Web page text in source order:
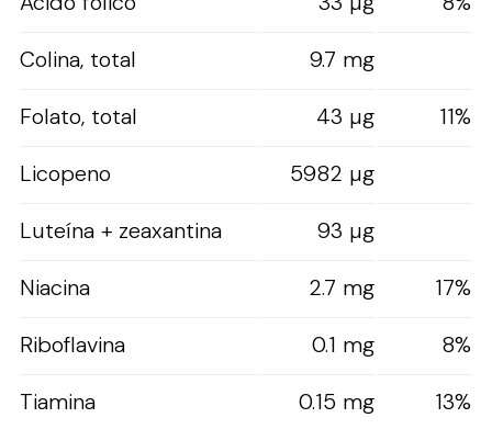
Colina, total
9.7 mg
Folato, total
43 µg
11%
Licopeno
5982 µg
Luteína + zeaxantina
93 µg
Niacina
2.7 mg
17%
Riboflavina
0.1 mg
8%
Tiamina
0.15 mg
13%